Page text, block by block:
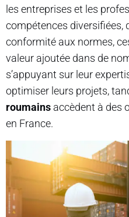
les entreprises et les
compétences diversifiées,
conformité aux normes,
valeur ajoutée dans de
s’appuyant sur leur
optimiser leurs projets,
roumains accèdent à des
en France.